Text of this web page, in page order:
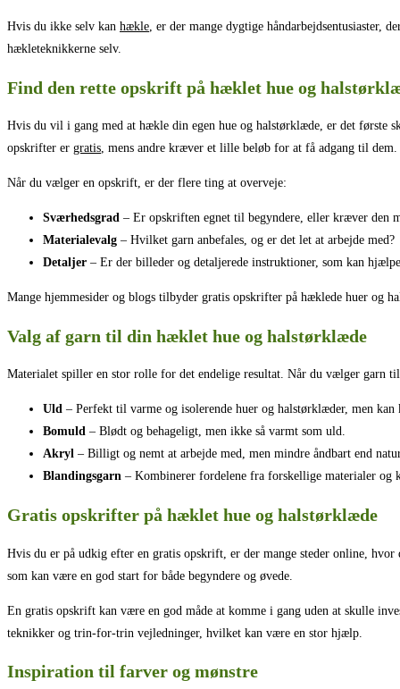
Hvis du ikke selv kan hækle, er der mange dygtige håndarbejdsentusiaster,
hækleteknikkerne selv.
Find den rette opskrift på hæklet hue og
Hvis du vil i gang med at hækle din egen hue og halstørklæde, er det
opskrifter er gratis, mens andre kræver et lille beløb for at få adgang til dem.
Når du vælger en opskrift, er der flere ting at overveje:
Sværhedsgrad – Er opskriften egnet til begyndere, eller kræver den
Materialevalg – Hvilket garn anbefales, og er det let at arbejde med?
Detaljer – Er der billeder og detaljerede instruktioner, som kan
Mange hjemmesider og blogs tilbyder gratis opskrifter på hæklede huer og
Valg af garn til din hæklet hue og halstørklæde
Materialet spiller en stor rolle for det endelige resultat. Når du vælger garn
Uld – Perfekt til varme og isolerende huer og halstørklæder, men kan
Bomuld – Blødt og behageligt, men ikke så varmt som uld.
Akryl – Billigt og nemt at arbejde med, men mindre åndbart end
Blandingsgarn – Kombinerer fordelene fra forskellige materialer og
Gratis opskrifter på hæklet hue og halstørklæde
Hvis du er på udkig efter en gratis opskrift, er der mange steder online,
som kan være en god start for både begyndere og øvede.
En gratis opskrift kan være en god måde at komme i gang uden at skulle
teknikker og trin-for-trin vejledninger, hvilket kan være en stor hjælp.
Inspiration til farver og mønstre